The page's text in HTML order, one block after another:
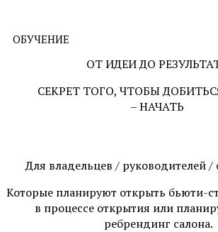
ОБУЧЕНИЕ
ОТ ИДЕИ ДО
СЕКРЕТ ТОГО, ЧТОБЫ
– НАЧАТЬ
Для владельцев / руководителей /
Которые планируют открыть бьюти-
в процессе открытия или
ребрендинг салона.